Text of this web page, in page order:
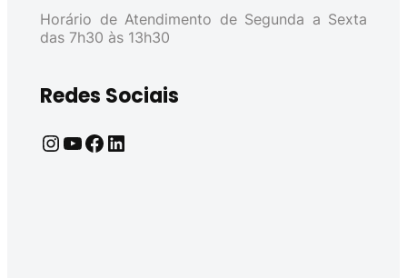
Horário de Atendimento de Segunda a Sexta
das 7h30 às 13h30
Redes Sociais